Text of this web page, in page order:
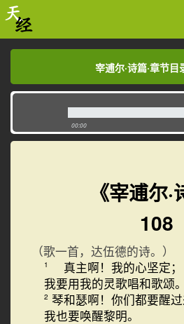
宰逋尔·诗篇·章节
宰逋尔·诗篇·章节目
00:00
《宰逋尔·
108
（歌一首，达伍德的诗。）
1
真主啊！我的心坚定；
我要用我的灵歌唱和歌颂。
2 琴和瑟啊！你们都要醒过
我也要唤醒黎明。